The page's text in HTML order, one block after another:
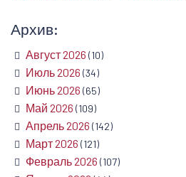
Архив:
Август 2026 (10)
Июль 2026 (34)
Июнь 2026 (65)
Май 2026 (109)
Апрель 2026 (142)
Март 2026 (121)
Февраль 2026 (107)